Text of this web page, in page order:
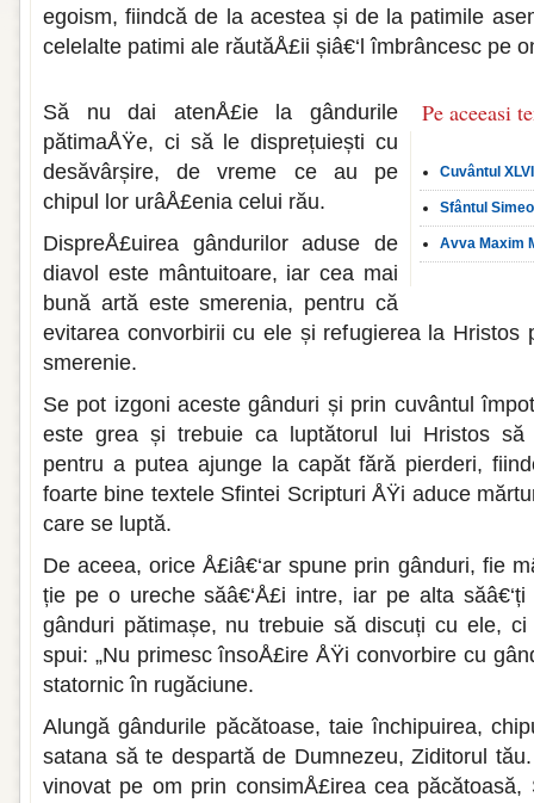
egoism, fiindcă de la acestea și de la patimile
celelalte patimi ale răutăÅ£ii șiâ€‘l îmbrâncesc pe
Pe aceeasi
Cuvântul
Sfântul
Avva Maxim
Să nu dai atenÅ£ie la gândurile
pătimaÅŸe, ci să le disprețuiești cu
desăvârșire, de vreme ce au pe
chipul lor urâÅ£enia celui rău.
DispreÅ£uirea gândurilor aduse de
diavol este mântuitoare, iar cea mai
bună artă este smerenia, pentru că
evitarea convorbirii cu ele și refugierea la Hristos
smerenie.
Se pot izgoni aceste gânduri și prin cuvântul
este grea și trebuie ca luptătorul lui Hristos să
pentru a putea ajunge la capăt fără pierderi,
foarte bine textele Sfintei Scripturi ÅŸi aduce
care se luptă.
De aceea, orice Å£iâ€‘ar spune prin gânduri, fie
ție pe o ureche săâ€‘Å£i intre, iar pe alta
gânduri pătimașe, nu trebuie să discuți cu ele, ci
spui: „Nu primesc însoÅ£ire ÅŸi convorbire cu
statornic în rugăciune.
Alungă gândurile păcătoase, taie închipuirea,
satana să te despartă de Dumnezeu, Ziditorul
vinovat pe om prin consimÅ£irea cea